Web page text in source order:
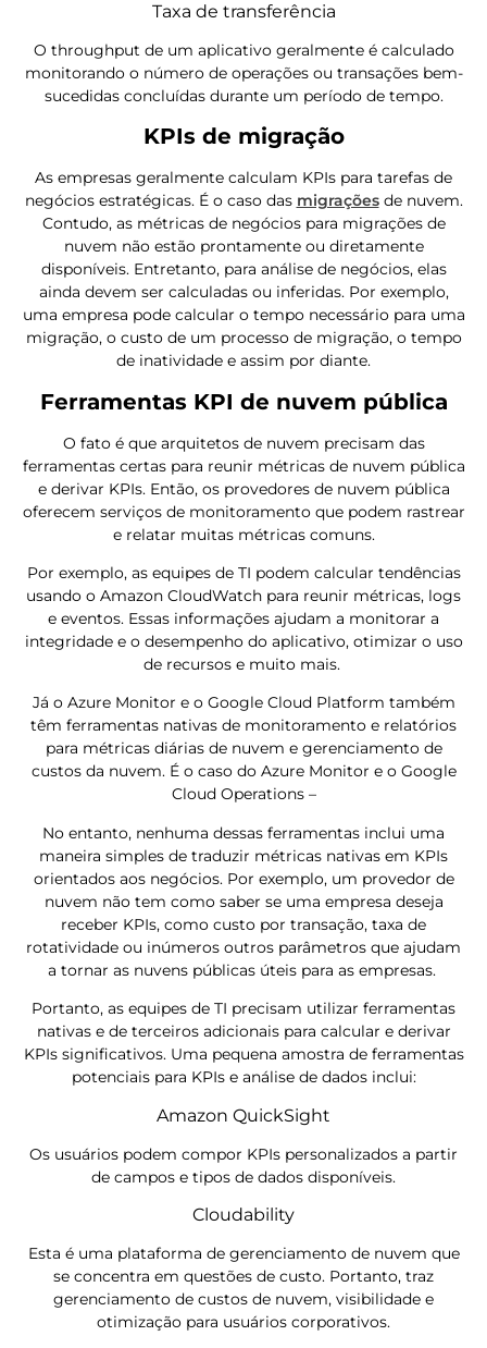
Taxa de transferência
O throughput de um aplicativo geralmente é calculado
monitorando o número de operações ou transações bem-
sucedidas concluídas durante um período de tempo.
KPIs de migração
As empresas geralmente calculam KPIs para tarefas de
negócios estratégicas. É o caso das migraçõesde nuvem.
Contudo, as métricas de negócios para migrações de
nuvem não estão prontamente ou diretamente
disponíveis. Entretanto, para análise de negócios, elas
ainda devem ser calculadas ou inferidas. Por exemplo,
uma empresa pode calcular o tempo necessário para uma
migração, o custo de um processo de migração, o tempo
de inatividade e assim por diante.
Ferramentas KPI de nuvem pública
O fato é que arquitetos de nuvem precisam das
ferramentas certas para reunir métricas de nuvem pública
e derivar KPIs. Então, os provedores de nuvem pública
oferecem serviços de monitoramento que podem rastrear
e relatar muitas métricas comuns.
Por exemplo, as equipes de TI podem calcular tendências
usando o Amazon CloudWatch para reunir métricas, logs
e eventos. Essas informações ajudam a monitorar a
integridade e o desempenho do aplicativo, otimizar o uso
de recursos e muito mais.
Já o Azure Monitor e o Google Cloud Platform também
têm ferramentas nativas de monitoramento e relatórios
para métricas diárias de nuvem e gerenciamento de
custos da nuvem. É o caso do Azure Monitor e o Google
Cloud Operations –
No entanto, nenhuma dessas ferramentas inclui uma
maneira simples de traduzir métricas nativas em KPIs
orientados aos negócios. Por exemplo, um provedor de
nuvem não tem como saber se uma empresa deseja
receber KPIs, como custo por transação, taxa de
rotatividade ou inúmeros outros parâmetros que ajudam
a tornar as nuvens públicas úteis para as empresas.
Portanto, as equipes de TI precisam utilizar ferramentas
nativas e de terceiros adicionais para calcular e derivar
KPIs significativos. Uma pequena amostra de ferramentas
potenciais para KPIs e análise de dados inclui:
Amazon QuickSight
Os usuários podem compor KPIs personalizados a partir
de campos e tipos de dados disponíveis.
Cloudability
Esta é uma plataforma de gerenciamento de nuvem que
se concentra em questões de custo. Portanto, traz
gerenciamento de custos de nuvem, visibilidade e
otimização para usuários corporativos.